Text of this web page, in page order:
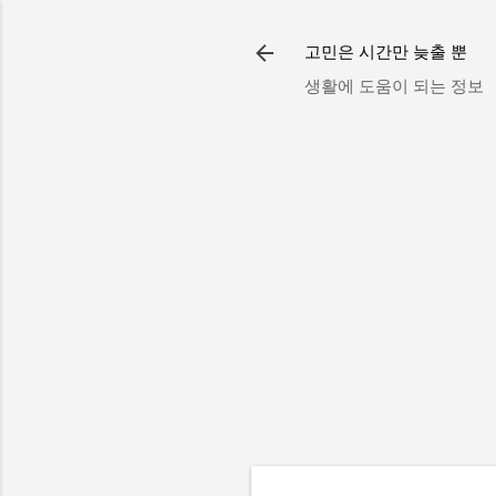
고민은 시간만 늦출 뿐
생활에 도움이 되는 정보